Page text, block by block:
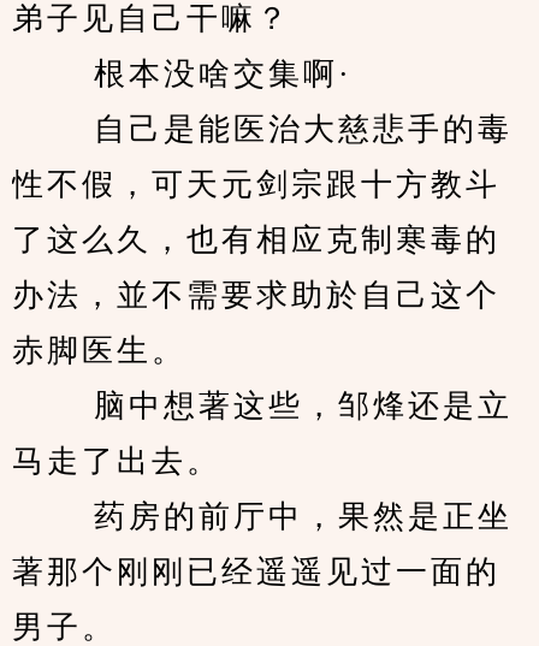
弟子见自己干嘛？
根本没啥交集啊·
自己是能医治大慈悲手的毒
性不假，可天元剑宗跟十方教斗
了这么久，也有相应克制寒毒的
办法，並不需要求助於自己这个
赤脚医生。
脑中想著这些，邹烽还是立
马走了出去。
药房的前厅中，果然是正坐
著那个刚刚已经遥遥见过一面的
男子。